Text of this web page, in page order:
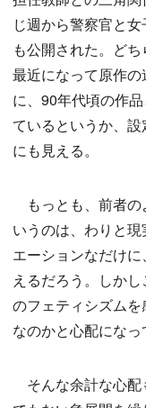
じ週から警察官と
も公開された。ど
最近になって原作
に、90年代頃の作
ているというか、
にも見える。
もっとも、前者の
いうのは、わりと
エーションなだけ
えるだろう。しか
のフェティシズム
なのかと心配になっ
そんな余計な心配